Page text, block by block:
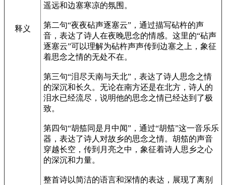
释义
遥远和边塞寒凉的氛围。
第二句“夜夜砧声逐塞云”，通过描写砧杵的声
音，表达了诗人在夜晚思念的情感。这里的“砧声
逐塞云”可以理解为砧杵声声传到边塞之上，象征
着思念之情的无处不在。
第三句“泪尽天南与天北”，表达了诗人思念之情
的深沉和长久。无论在南方还是在北方，诗人的
泪水已经流尽，说明他的思念之情已经达到了极
致。
第四句“胡笳同是月中闻”，通过“胡笳”这一音乐乐
器，表达了诗人对故乡的思念之情。胡笳的声音
穿越长空，传到月亮之中，象征着诗人思乡之心
的深沉和力量。
整首诗以简洁的语言和深情的表达，展现了离别